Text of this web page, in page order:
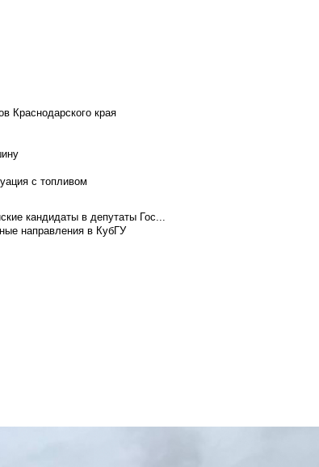
Краснодарского края
с топливом
кандидаты в депутаты Гос...
направления в КубГУ